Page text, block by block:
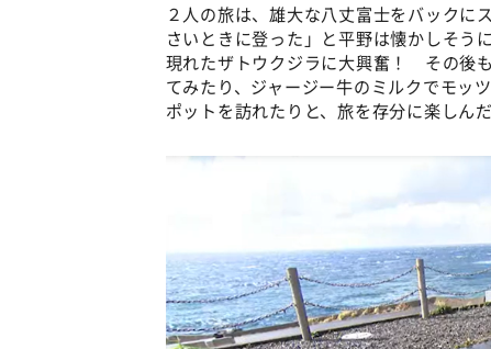
２人の旅は、雄大な八丈富士をバックに
さいときに登った」と平野は懐かしそう
現れたザトウクジラに大興奮！ その後
てみたり、ジャージー牛のミルクでモッ
ポットを訪れたりと、旅を存分に楽しんだ